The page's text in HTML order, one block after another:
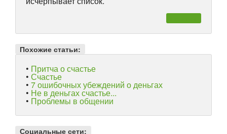
Похожие статьи:
• Притча о счастье
• Счастье
• 7 ошибочных убеждений о деньгах
• Не в деньгах счастье...
• Проблемы в общении
Социальные сети: